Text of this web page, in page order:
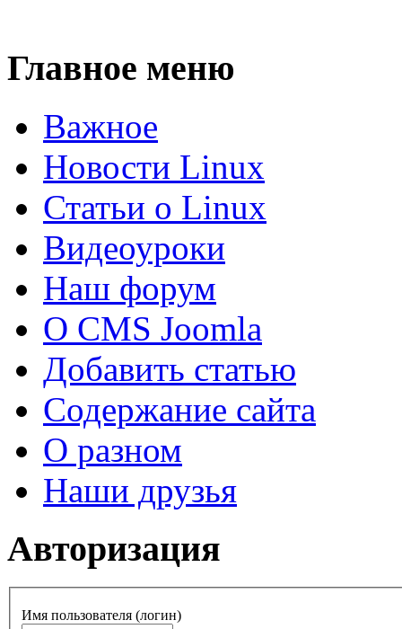
Главное меню
Важное
Новости Linux
Статьи о Linux
Видеоуроки
Наш форум
О CMS Joomla
Добавить статью
Содержание сайта
О разном
Наши друзья
Авторизация
Имя пользователя (логин)